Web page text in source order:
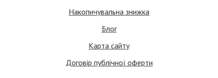
Накопичувальна знижка
Блог
Карта сайту
Договір публічної оферти